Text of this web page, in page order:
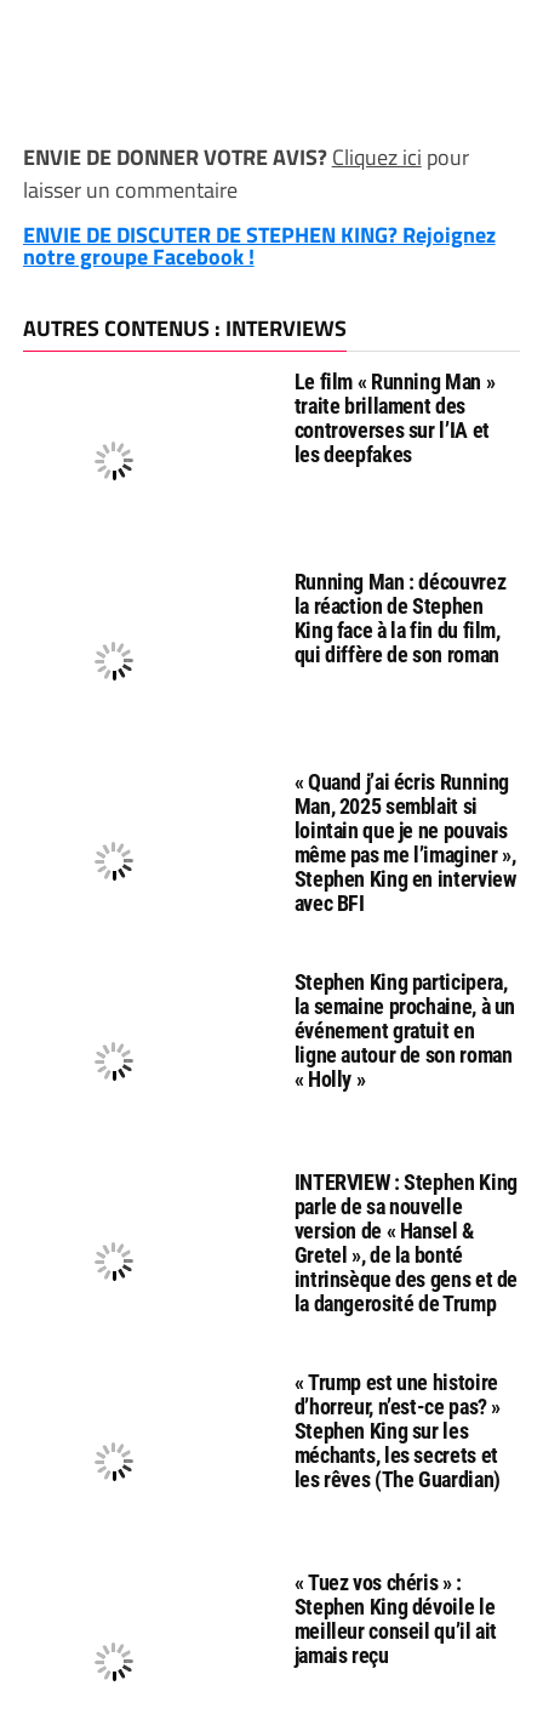
ENVIE DE DONNER VOTRE AVIS?Cliquez ici pour
laisser un commentaire
ENVIE DE DISCUTER DE STEPHEN KING? Rejoignez
notre groupe Facebook !
AUTRES CONTENUS : INTERVIEWS
Le film « Running Man »
traite brillament des
controverses sur l’IA et
les deepfakes
Running Man : découvrez
la réaction de Stephen
King face à la fin du film,
qui diffère de son roman
« Quand j’ai écris Running
Man, 2025 semblait si
lointain que je ne pouvais
même pas me l’imaginer »,
Stephen King en interview
avec BFI
Stephen King participera,
la semaine prochaine, à un
événement gratuit en
ligne autour de son roman
« Holly »
INTERVIEW : Stephen King
parle de sa nouvelle
version de « Hansel &
Gretel », de la bonté
intrinsèque des gens et de
la dangerosité de Trump
« Trump est une histoire
d’horreur, n’est-ce pas? »
Stephen King sur les
méchants, les secrets et
les rêves (The Guardian)
« Tuez vos chéris » :
Stephen King dévoile le
meilleur conseil qu’il ait
jamais reçu